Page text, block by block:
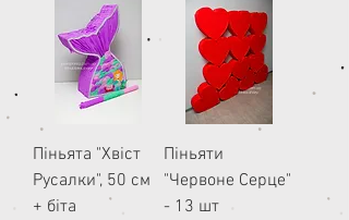
Піньята "Хвіст
Русалки", 50 см
+ біта
Піньяти
"Червоне Серце"
- 13 шт